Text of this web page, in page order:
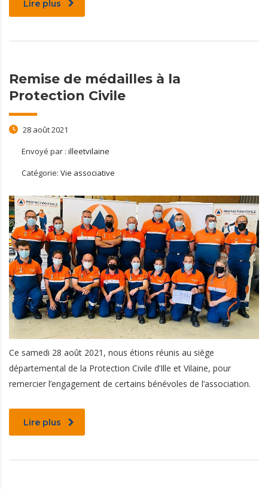
Lire plus
Remise de médailles à la
Protection Civile
28 août 2021
Envoyé par : illeetvilaine
Catégorie: Vie associative
Ce samedi 28 août 2021, nous étions réunis au siège
départemental de la Protection Civile d’Ille et Vilaine, pour
remercier l’engagement de certains bénévoles de l’association.
Lire plus